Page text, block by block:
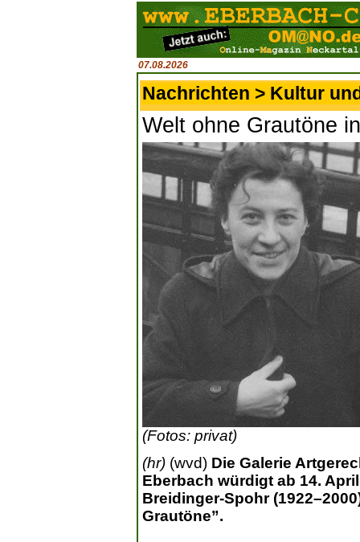
07.08.2026
Nachrichten > Kultur
Welt ohne Grautöne
(Fotos: privat)
(hr) (wvd) Die Galerie
Eberbach würdigt ab 14.
Breidinger-Spohr
Grautöne”.